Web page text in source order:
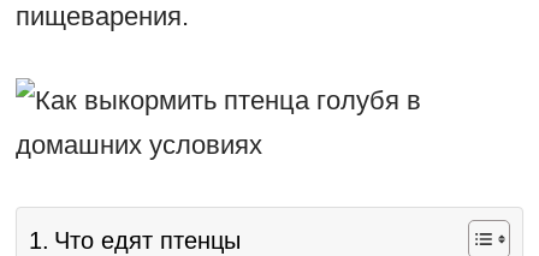
пищеварения.
Что едят птенцы